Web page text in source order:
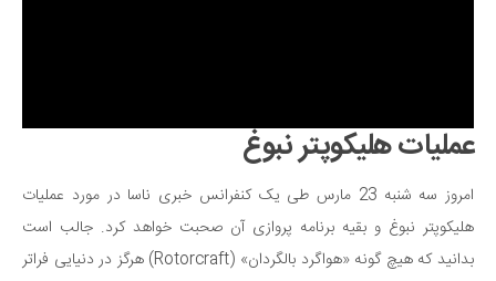
عملیات هلیکوپتر نبوغ
امروز سه شنبه 23 مارس طی یک کنفرانس خبری ناسا در مورد عملیات
هلیکوپتر نبوغ و بقیه برنامه پروازی آن صحبت خواهد کرد. جالب است
بدانید که هیچ گونه «هواگرد بالگردان» (Rotorcraft) هرگز در دنیایی فراتر